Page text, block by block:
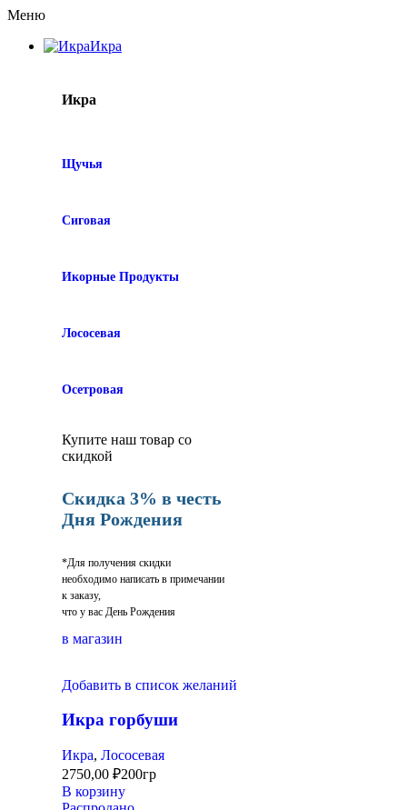
Меню
Икра
Икра
Щучья
Сиговая
Икорные Продукты
Лососевая
Осетровая
Купите наш товар со
скидкой
Скидка 3% в честь
Дня Рождения
*Для получения скидки
необходимо написать в примечании
к заказу,
что у вас День Рождения
в магазин
Добавить в список желаний
Икра горбуши
Икра, Лососевая
2750,00 ₽200гр
В корзину